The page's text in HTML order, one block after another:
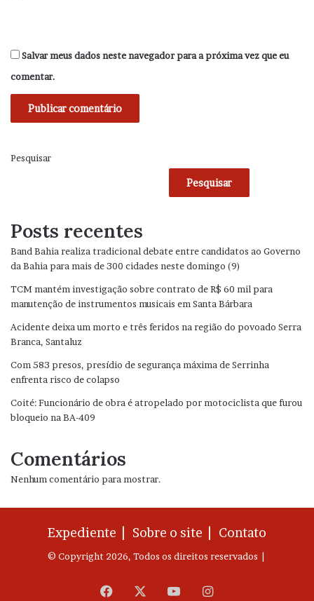
Salvar meus dados neste navegador para a próxima vez que eu
comentar.
Pesquisar
Pesquisar
Posts recentes
Band Bahia realiza tradicional debate entre candidatos ao Governo
da Bahia para mais de 300 cidades neste domingo (9)
TCM mantém investigação sobre contrato de R$ 60 mil para
manutenção de instrumentos musicais em Santa Bárbara
Acidente deixa um morto e três feridos na região do povoado Serra
Branca, Santaluz
Com 583 presos, presídio de segurança máxima de Serrinha
enfrenta risco de colapso
Coité: Funcionário de obra é atropelado por motociclista que furou
bloqueio na BA-409
Comentários
Nenhum comentário para mostrar.
Expediente | Sobre o site | Contato
© Copyright 2026, Todos os direitos reservados |
Facebook YouTubeInstagram